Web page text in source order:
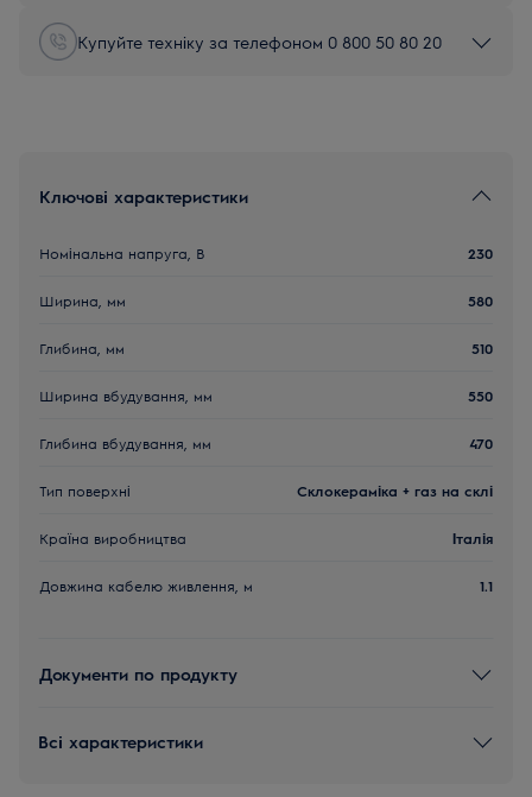
Купуйте техніку за телефоном 0 800 50 80 20
Ключові характеристики
Номінальна напруга, В 230
Ширина, мм 580
Глибина, мм 510
Ширина вбудування, мм 550
Глибина вбудування, мм 470
Тип поверхні Склокераміка + газ на склі
Країна виробництва Італія
Довжина кабелю живлення, м 1.1
Документи по продукту
Всі характеристики